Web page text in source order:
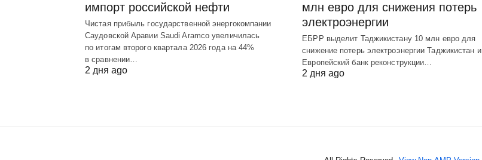
импорт российской нефти
Чистая прибыль государственной энергокомпании
Саудовской Аравии Saudi Aramco увеличилась
по итогам второго квартала 2026 года на 44%
в сравнении…
2 дня ago
млн евро для снижения потерь
электроэнергии
ЕБРР выделит Таджикистану 10 млн евро для
снижение потерь электроэнергии Таджикистан и
Европейский банк реконструкции…
2 дня ago